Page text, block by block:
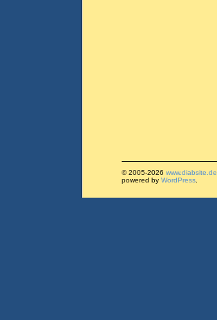
© 2005-2026 www.diabsite.de
powered by WordPress.